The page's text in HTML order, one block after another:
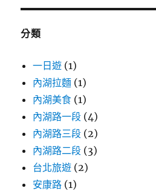
鍵
分類
一日遊 (1)
內湖拉麵 (1)
內湖美食 (1)
內湖路一段 (4)
內湖路三段 (2)
內湖路二段 (3)
台北旅遊 (2)
安康路 (1)